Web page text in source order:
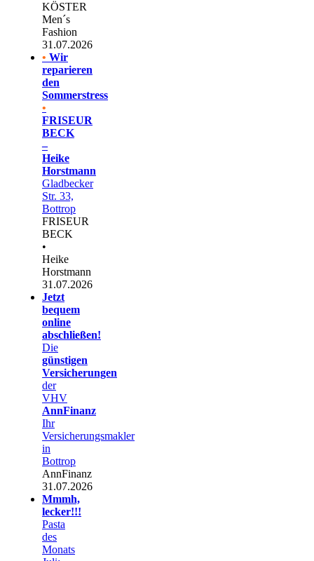
KÖSTER
Men´s
Fashion
31.07.2026
• Wir
reparieren
den
Sommerstress
•
FRISEUR
BECK
–
Heike
Horstmann
Gladbecker
Str. 33,
Bottrop
FRISEUR
BECK
•
Heike
Horstmann
31.07.2026
Jetzt
bequem
online
abschließen!
Die
günstigen
Versicherungen
der
VHV
AnnFinanz
Ihr
Versicherungsmakler
in
Bottrop
AnnFinanz
31.07.2026
Mmmh,
lecker!!!
Pasta
des
Monats